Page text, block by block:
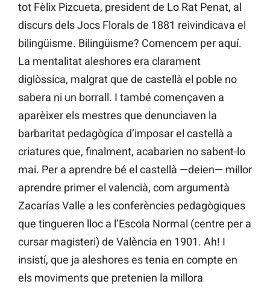
tot Fèlix Pizcueta, president de Lo Rat Penat, al
discurs dels Jocs Florals de 1881 reivindicava el
bilingüisme. Bilingüisme? Comencem per aquí.
La mentalitat aleshores era clarament
diglòssica, malgrat que de castellà el poble no
sabera ni un borrall. I també començaven a
aparèixer els mestres que denunciaven la
barbaritat pedagògica d’imposar el castellà a
criatures que, finalment, acabarien no sabent-lo
mai. Per a aprendre bé el castellà —deien— millor
aprendre primer el valencià, com argumentà
Zacarías Valle a les conferències pedagògiques
que tingueren lloc a l’Escola Normal (centre per a
cursar magisteri) de València en 1901. Ah! I
insistí, que ja aleshores es tenia en compte en
els moviments que pretenien la millora